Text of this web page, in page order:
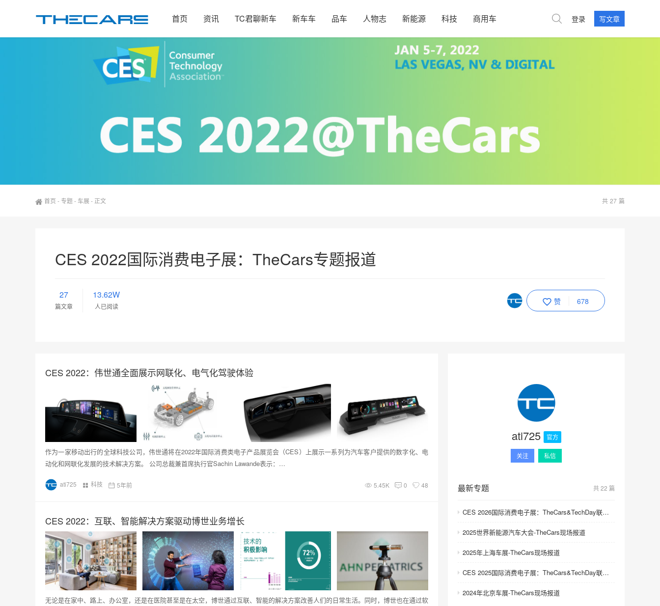
首页 资讯 TC君聊新车 新车车 品车 人物志 新能源 科技 商用车 登录 写文章
首页 -专题-车展- 正文 共 27 篇
CES 2022国际消费电子展：TheCars专题报道
27
篇文章
13.62W
人已阅读
赞 678
CES 2022：伟世通全面展示网联化、电气化驾驶体验
作为一家移动出行的全球科技公司，伟世通将在2022年国际消费类电子产品展览会（CES）上展示一系列为汽车客户提供的数字化、电
动化和网联化发展的技术解决方案。 公司总裁兼首席执行官Sachin Lawande表示：…
ati725 科技 5年前 5.45K 0 48
CES 2022：互联、智能解决方案驱动博世业务增长
无论是在家中、路上、办公室，还是在医院甚至是在太空，博世通过互联、智能的解决方案改善人们的日常生活。同时，博世也在通过软
ati725 官方
关注 私信
最新专题 共 22 篇
CES 2026国际消费电子展：TheCars&TechDay联合现场报道
2025世界新能源汽车大会-TheCars现场报道
2025年上海车展-TheCars现场报道
CES 2025国际消费电子展：TheCars&TechDay联合现场报道
2024年北京车展-TheCars现场报道